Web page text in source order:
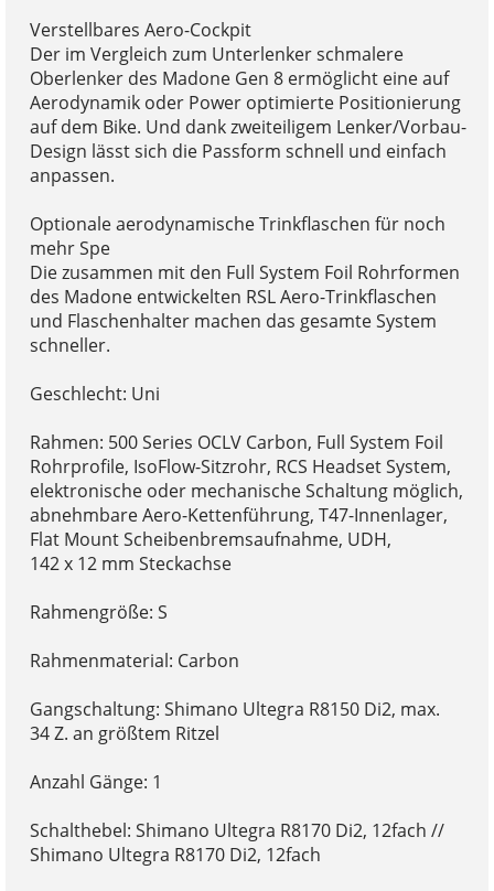
Verstellbares Aero-Cockpit
Der im Vergleich zum Unterlenker schmalere
Oberlenker des Madone Gen 8 ermöglicht eine auf
Aerodynamik oder Power optimierte Positionierung
auf dem Bike. Und dank zweiteiligem Lenker/Vorbau-
Design lässt sich die Passform schnell und einfach
anpassen.
Optionale aerodynamische Trinkflaschen für noch
mehr Spe
Die zusammen mit den Full System Foil Rohrformen
des Madone entwickelten RSL Aero-Trinkflaschen
und Flaschenhalter machen das gesamte System
schneller.
Geschlecht: Uni
Rahmen: 500 Series OCLV Carbon, Full System Foil
Rohrprofile, IsoFlow-Sitzrohr, RCS Headset System,
elektronische oder mechanische Schaltung möglich,
abnehmbare Aero-Kettenführung, T47-Innenlager,
Flat Mount Scheibenbremsaufnahme, UDH,
142 x 12 mm Steckachse
Rahmengröße: S
Rahmenmaterial: Carbon
Gangschaltung: Shimano Ultegra R8150 Di2, max.
34 Z. an größtem Ritzel
Anzahl Gänge: 1
Schalthebel: Shimano Ultegra R8170 Di2, 12fach //
Shimano Ultegra R8170 Di2, 12fach